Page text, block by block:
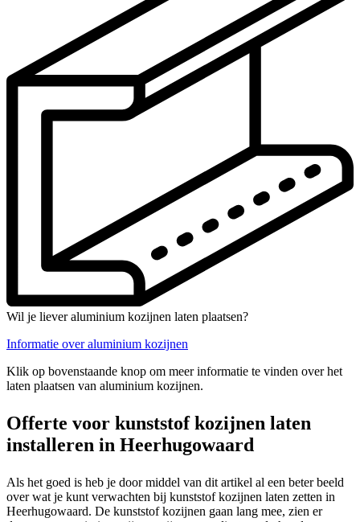
Wil je liever aluminium kozijnen laten plaatsen?
Informatie over aluminium kozijnen
Klik op bovenstaande knop om meer informatie te vinden over het
laten plaatsen van aluminium kozijnen.
Offerte voor kunststof kozijnen laten
installeren in Heerhugowaard
Als het goed is heb je door middel van dit artikel al een beter beeld
over wat je kunt verwachten bij kunststof kozijnen laten zetten in
Heerhugowaard. De kunststof kozijnen gaan lang mee, zien er